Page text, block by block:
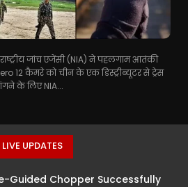
जांच एजेंसी (NIA) ने पहलगाम आतंकी
12 कैमरे को चीन के एक डिस्ट्रीब्यूटर से ट्रेस
के लिए NIA...
LIVE UPDATES
Guided Chopper Successfully